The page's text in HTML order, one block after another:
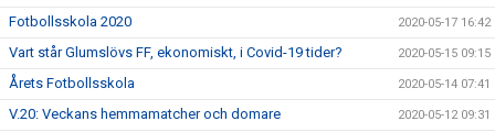
Fotbollsskola 2020 2020-05-17 16:42
Vart står Glumslövs FF, ekonomiskt, i Covid-19 tider? 2020-05-15 09:15
Årets Fotbollsskola 2020-05-14 07:41
V.20: Veckans hemmamatcher och domare 2020-05-12 09:31